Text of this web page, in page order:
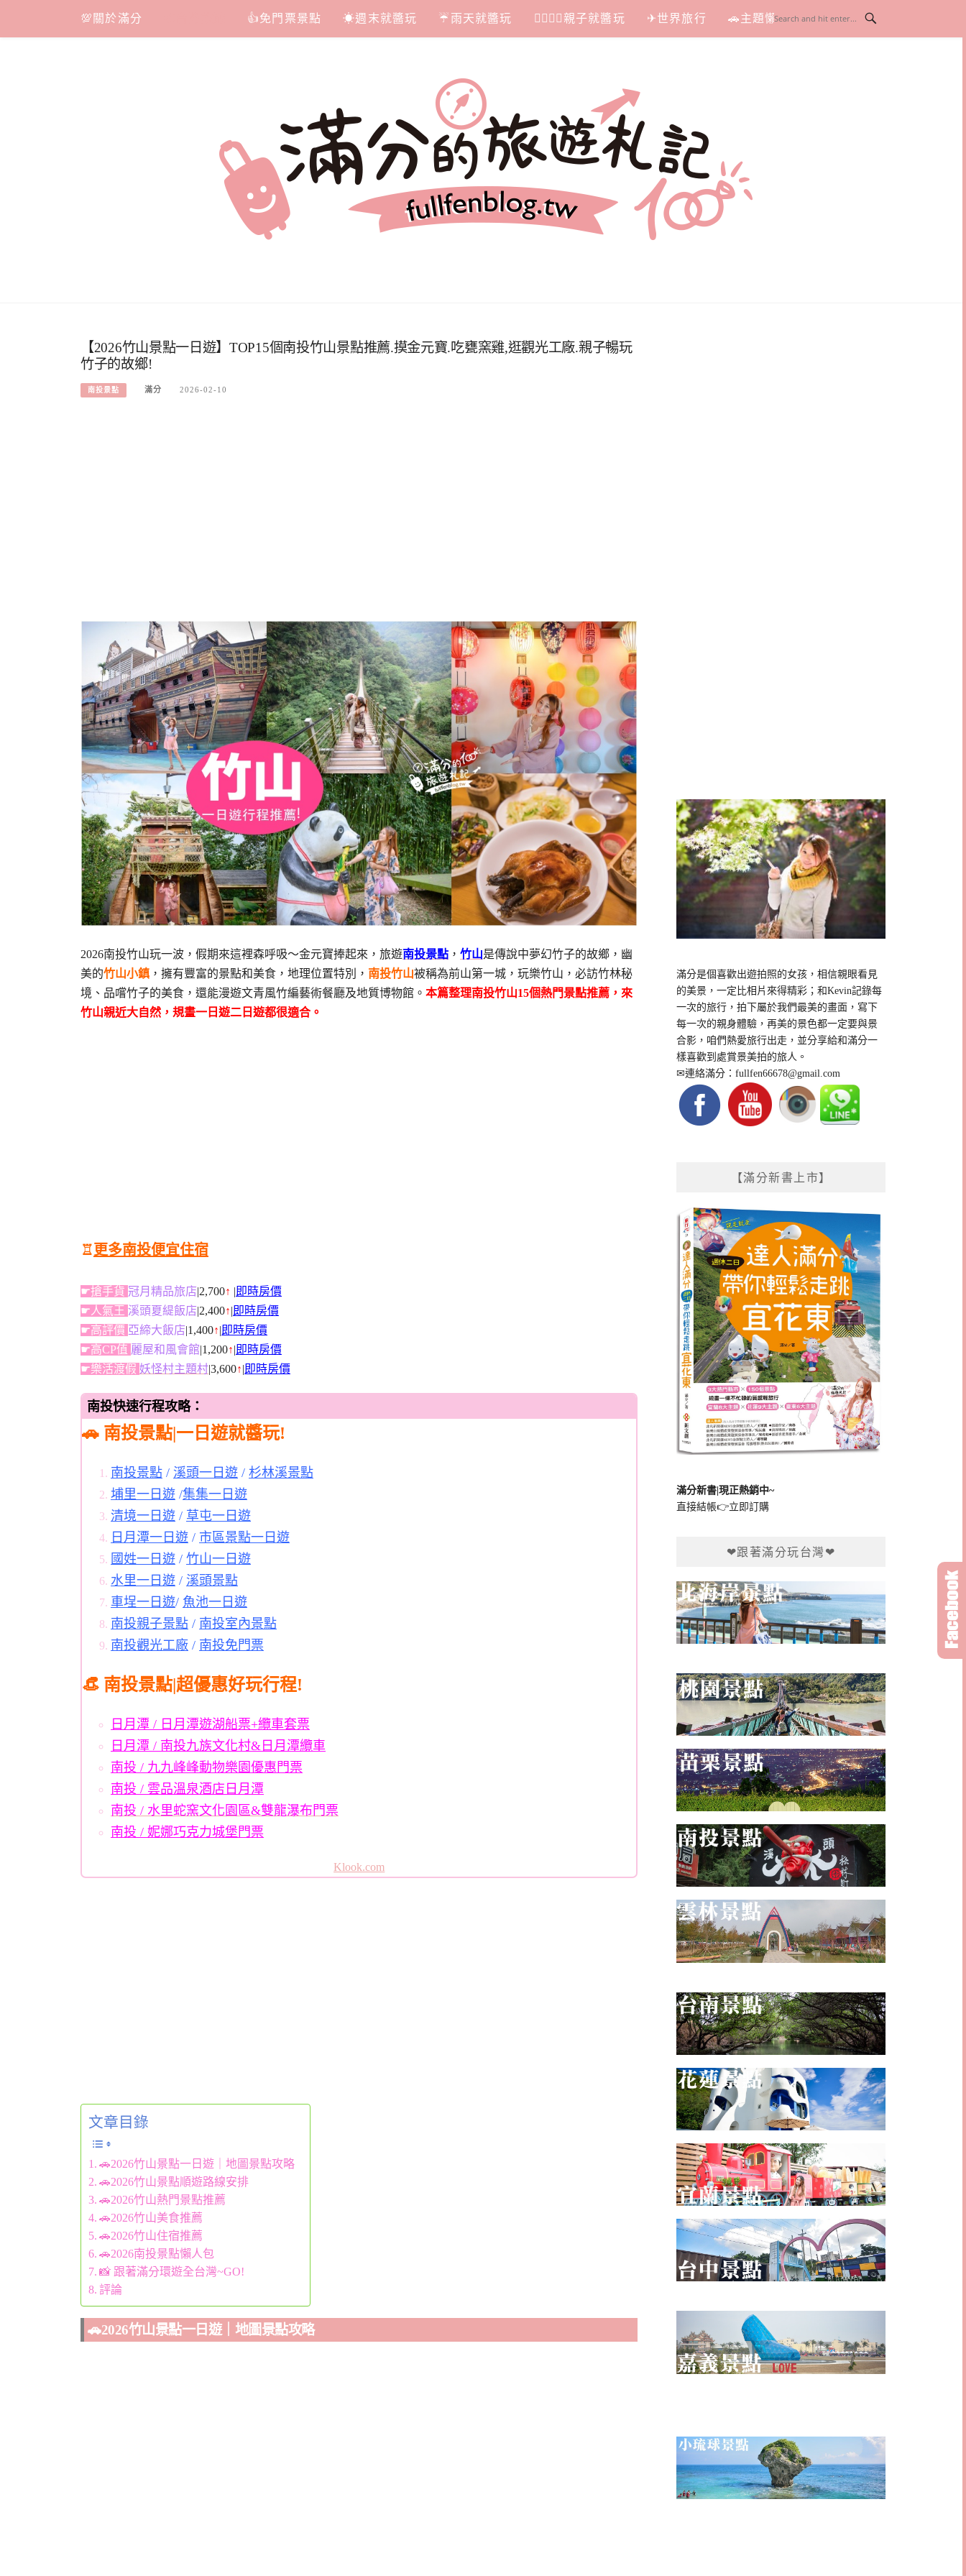
content
💯關於滿分 👍免門票景點 ☀週末就醬玩 ☔雨天就醬玩 👩‍❤‍💋‍👨親子就醬玩 ✈世界旅行 🚗主題懶人包
【2026竹山景點一日遊】TOP15個南投竹山景點推薦.摸金元寶.吃甕窯雞,逛觀光工廠.親子暢玩
竹子的故鄉!
南投景點 滿分 2026-02-10
2026南投竹山玩一波，假期來這裡森呼吸～金元寶捧起來，旅遊南投景點 ， 竹山 是傳說中夢幻竹子的故鄉，幽
美的竹山小鎮 ，擁有豐富的景點和美食，地理位置特別， 南投竹山被稱為前山第一城，玩樂竹山，必訪竹林秘
境、品嚐竹子的美食，還能漫遊文青風竹編藝術餐廳及地質博物館。 本篇整理南投竹山15個熱門景點推薦，來
竹山親近大自然，規畫一日遊二日遊都很適合。
♖更多南投便宜住宿
☛搶手貨 冠月精品旅店 |2,700↑ 即時房價
☛人氣王 溪頭夏緹飯店 |2,400↑ 即時房價
☛高評價 亞締大飯店 |1,400↑ 即時房價
☛高CP值 麗屋和風會館 |1,200↑ 即時房價
☛樂活渡假 妖怪村主題村|3,600↑ 即時房價
南投快速行程攻略：
🚗 南投景點|一日遊就醬玩!
南投景點 / 溪頭一日遊 / 杉林溪景點
埔里一日遊 /集集一日遊
清境一日遊 / 草屯一日遊
日月潭一日遊 / 市區景點一日遊
國姓一日遊 / 竹山一日遊
水里一日遊 / 溪頭景點
車埕一日遊/ 魚池一日遊
南投親子景點 / 南投室內景點
南投觀光工廠 / 南投免門票
👒 南投景點|超優惠好玩行程!
日月潭 / 日月潭遊湖船票+纜車套票
日月潭 / 南投九族文化村&日月潭纜車
南投 / 九九峰峰動物樂園優惠門票
南投 / 雲品溫泉酒店日月潭
南投 / 水里蛇窯文化園區&雙龍瀑布門票
南投 / 妮娜巧克力城堡門票
Klook.com
文章目錄
🚗2026竹山景點一日遊｜地圖景點攻略
🚗2026竹山景點順遊路線安排
🚗2026竹山熱門景點推薦
🚗2026竹山美食推薦
🚗2026竹山住宿推薦
🚗2026南投景點懶人包
📸 跟著滿分環遊全台灣~GO!
評論
🚗2026竹山景點一日遊｜地圖景點攻略
滿分是個喜歡出遊拍照的女孩，相信親眼看見
的美景，一定比相片來得精彩；和Kevin記錄每
一次的旅行，拍下屬於我們最美的畫面，寫下
每一次的親身體驗，再美的景色都一定要與景
合影，咱們熱愛旅行出走，並分享給和滿分一
樣喜歡到處賞景美拍的旅人。
✉連絡滿分：fullfen66678@gmail.com
【滿分新書上市】
滿分新書|現正熱銷中~
直接結帳👉立即訂購
❤跟著滿分玩台灣❤